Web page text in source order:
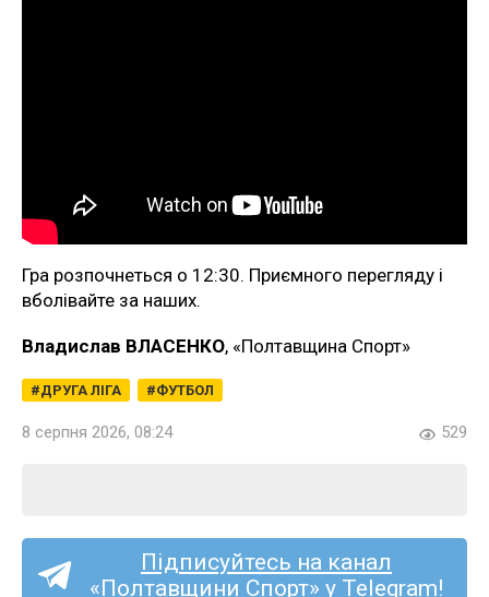
Гра розпочнеться о 12:30. Приємного перегляду і
вболівайте за наших.
Владислав ВЛАСЕНКО, «Полтавщина Спорт»
ДРУГА ЛІГА ФУТБОЛ
8 серпня 2026, 08:24 529
Підписуйтесь на канал
«Полтавщини Спорт» у Telegram!